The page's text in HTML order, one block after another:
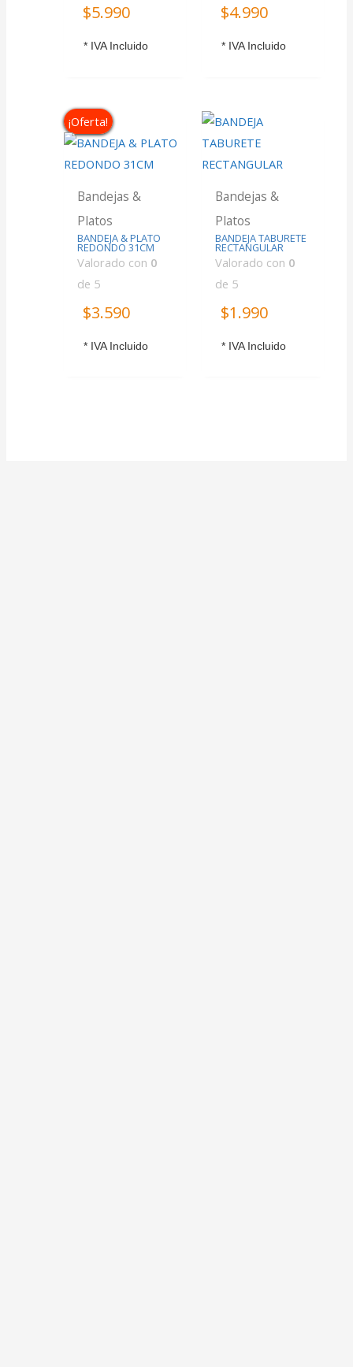
$5.990
* IVA Incluido
$4.990
* IVA Incluido
¡Oferta!
Bandejas &
Platos
BANDEJA & PLATO
REDONDO 31CM
Valorado con 0
de 5
$3.590
* IVA Incluido
Bandejas &
Platos
BANDEJA TABURETE
RECTANGULAR
Valorado con 0
de 5
$1.990
* IVA Incluido